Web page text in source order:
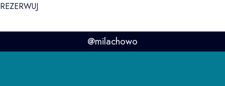
REZERWUJ
@milachowo